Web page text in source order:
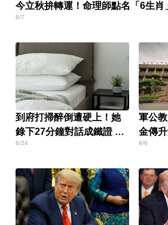
今立秋拚轉運！命理師點名「6生肖
8/7
到府打掃醉倒遭硬上！她
錄下27分鐘對話成鐵證 屏
東男慘了
6/24
軍公
金傳
惠」
8/6